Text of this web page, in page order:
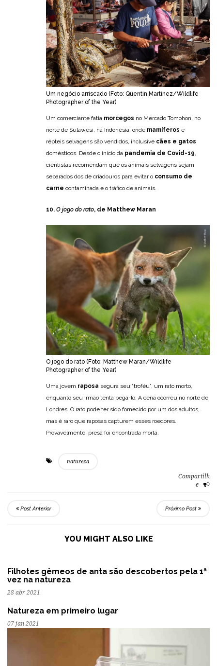
Um negócio arriscado (Foto: Quentin Martinez/Wildlife
Photographer of the Year)
Um comerciante fatia morcegos no Mercado Tomohon, no
norte de Sulawesi, na Indonésia, onde mamíferos e
répteis selvagens são vendidos, inclusive cães e gatos
domésticos. Desde o início da pandemia de Covid-19,
cientistas recomendam que os animais selvagens sejam
separados dos de criadouros para evitar o consumo de
carne contaminada e o tráfico de animais.
10. O jogo do rato, de Matthew Maran
O jogo do rato (Foto: Matthew Maran/Wildlife
Photographer of the Year)
Uma jovem raposa segura seu “troféu”, um rato morto,
enquanto seu irmão tenta pegá-lo. A cena ocorreu no norte de
Londres. O rato pode ter sido fornecido por um dos adultos,
mas é raro que raposas capturem esses roedores.
Provavelmente, presa foi encontrada morta.
natureza
Compartilh
e
Post Anterior Próximo Post
YOU MIGHT ALSO LIKE
Filhotes gêmeos de anta são descobertos pela 1ª
vez na natureza
28 abr 2021
Natureza em primeiro lugar
07 jan 2021